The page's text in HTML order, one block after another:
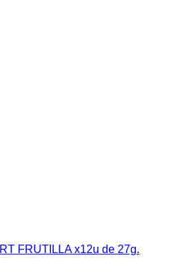
FRUTILLA x12u de 27g.